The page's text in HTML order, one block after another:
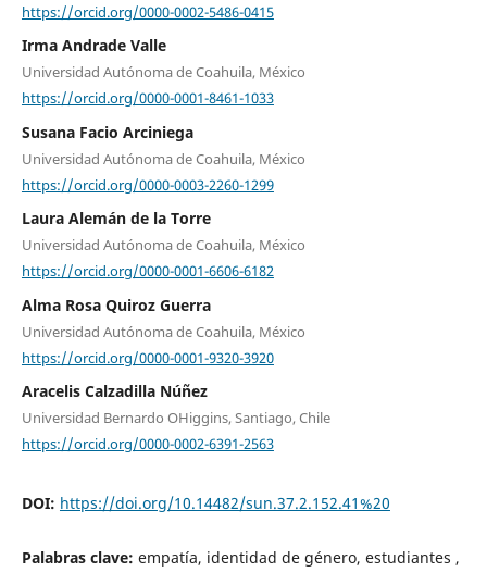
https://orcid.org/0000-0002-5486-0415
Irma Andrade Valle
Universidad Autónoma de Coahuila, México
https://orcid.org/0000-0001-8461-1033
Susana Facio Arciniega
Universidad Autónoma de Coahuila, México
https://orcid.org/0000-0003-2260-1299
Laura Alemán de la Torre
Universidad Autónoma de Coahuila, México
https://orcid.org/0000-0001-6606-6182
Alma Rosa Quiroz Guerra
Universidad Autónoma de Coahuila, México
https://orcid.org/0000-0001-9320-3920
Aracelis Calzadilla Núñez
Universidad Bernardo OHiggins, Santiago, Chile
https://orcid.org/0000-0002-6391-2563
DOI: https://doi.org/10.14482/sun.37.2.152.41%20
Palabras clave: empatía, identidad de género, estudiantes ,